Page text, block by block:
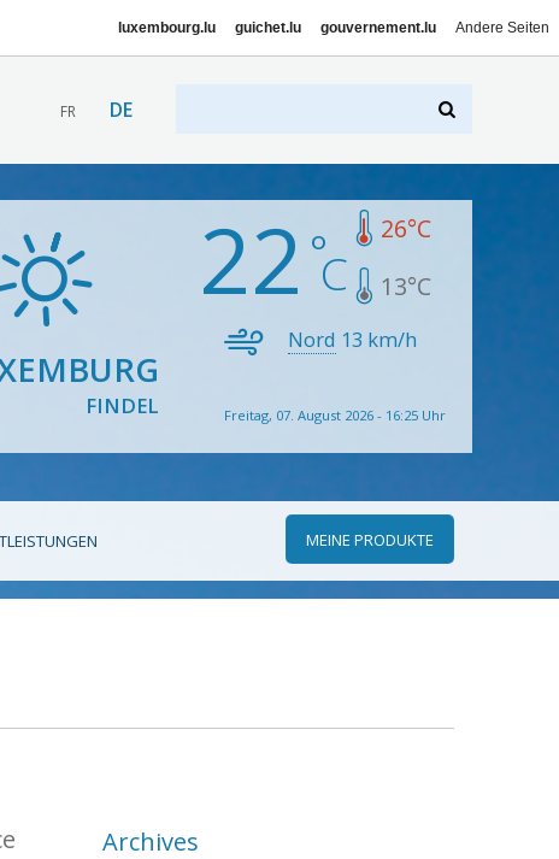
luxembourg.lu guichet.lu gouvernement.lu Andere Seiten
FR DE
FINDEL
22 26°C
13°C
Nord 13 km/h
Freitag, 07. August 2026 - 16:25 Uhr
MEINE PRODUKTE
Archives